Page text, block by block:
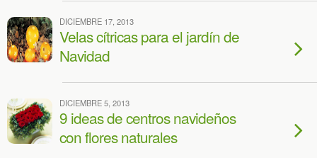
DICIEMBRE 17, 2013
Velas cítricas para el jardín de
Navidad
DICIEMBRE 5, 2013
9 ideas de centros navideños
con flores naturales